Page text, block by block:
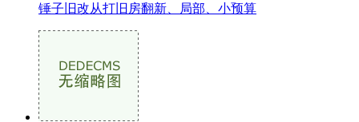
锤子旧改从打旧房翻新、局部、小预算